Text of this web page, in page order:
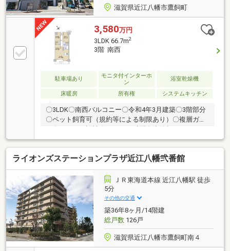
滋賀県近江八幡市鷹飼町
3,580万円
3LDK 66.7m2
3階 南西
駐車場あり
モニタ付インターホ
ン
浴室乾燥機
床暖房 所有権 システムキッチン
〇3LDK〇南西バルコニー〇令和4年3月建築〇3階部分
〇ペット飼育可（規約等による制限あり）〇複層ガラ
り〇24時間換気システム〇浴槽手すり〇食器洗い乾燥
機〇ホーローキッチンパネル〇対面カウンター〇床暖
房〇バルコニーに防水コンセント、水栓あり【周辺環
境】ファミリーマート 近江八幡鷹飼町店まで徒歩３分
イオン近江八幡店まで徒歩５分ウエルシア近江八幡鷹
飼店まで４分近江八幡市立金田小学校まで徒歩２３分
近江八幡市立八幡東中学校まで徒歩２８分
ライオンズステーションプラザ近江八幡弐番館
ＪＲ東海道本線 近江八幡駅 徒歩
5分
その他の交通
築36年8ヶ月/14階建
総戸数126戸
滋賀県近江八幡市鷹飼町南４